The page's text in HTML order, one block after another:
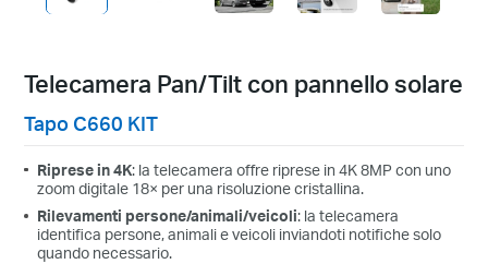
Telecamera Pan/Tilt con pannello solare
Tapo C660 KIT
Riprese in 4K: la telecamera offre riprese in 4K 8MP con uno
zoom digitale 18× per una risoluzione cristallina.
Rilevamenti persone/animali/veicoli: la telecamera
identifica persone, animali e veicoli inviandoti notifiche solo
quando necessario.